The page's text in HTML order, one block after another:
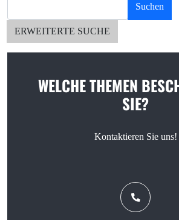
Type 2 or more characters for results.
Suchen
ERWEITERTE SUCHE
WELCHE THEMEN
SIE?
Kontaktieren Sie uns!